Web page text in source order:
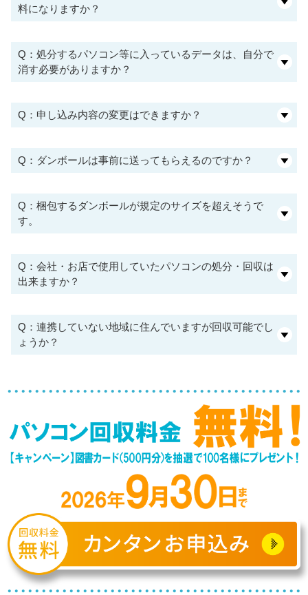
料になりますか？
Q：処分するパソコン等に入っているデータは、自分で
消す必要がありますか？
Q：申し込み内容の変更はできますか？
Q：ダンボールは事前に送ってもらえるのですか？
Q：梱包するダンボールが規定のサイズを超えそうで
す。
Q：会社・お店で使用していたパソコンの処分・回収は
出来ますか？
Q：連携していない地域に住んでいますが回収可能でし
ょうか？